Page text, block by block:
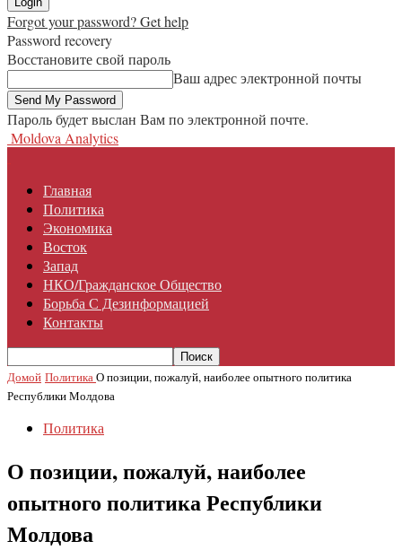
Forgot your password? Get help
Password recovery
Восстановите свой пароль
Ваш адрес электронной почты
Пароль будет выслан Вам по электронной почте.
Moldova Analytics
Главная
Политика
Экономика
Восток
Запад
НКО/гражданское Общество
Борьба С Дезинформацией
Контакты
Домой ПолитикаО позиции, пожалуй, наиболее опытного политика
Республики Молдова
Политика
О позиции, пожалуй, наиболее
опытного политика Республики
Молдова